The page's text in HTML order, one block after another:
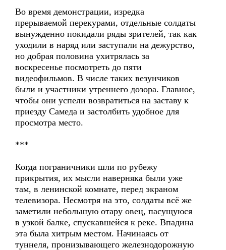
Во время демонстрации, изредка
прерываемой перекурами, отдельные солдаты
вынужденно покидали ряды зрителей, так как
уходили в наряд или заступали на дежурство,
но добрая половина ухитрялась за
воскресенье посмотреть до пяти
видеофильмов. В числе таких везунчиков
были и участники утреннего дозора. Главное,
чтобы они успели возвратиться на заставу к
приезду Самеда и застолбить удобное для
просмотра место.
***
Когда пограничники шли по рубежу
прикрытия, их мысли наверняка были уже
там, в ленинской комнате, перед экраном
телевизора. Несмотря на это, солдаты всё же
заметили небольшую отару овец, пасущуюся
в узкой балке, спускавшейся к реке. Впадина
эта была хитрым местом. Начинаясь от
туннеля, пронизывающего железнодорожную